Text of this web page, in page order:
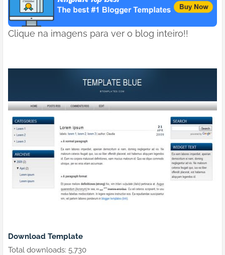
Clique na imagens para ver o blog inteiro!!
Download Template
Total downloads: 5,730